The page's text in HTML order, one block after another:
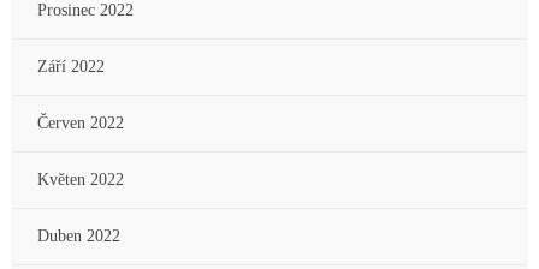
Prosinec 2022
Září 2022
Červen 2022
Květen 2022
Duben 2022